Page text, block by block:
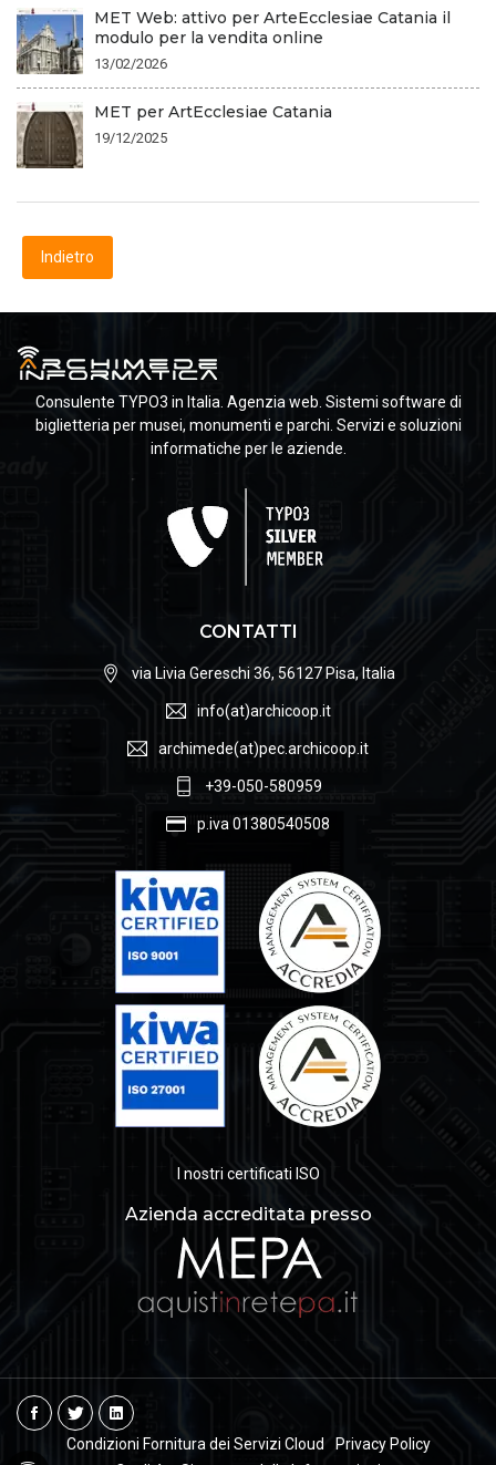
MET Web: attivo per ArteEcclesiae Catania il
modulo per la vendita online
13/02/2026
MET per ArtEcclesiae Catania
19/12/2025
Indietro
Consulente TYPO3 in Italia. Agenzia web. Sistemi software di
biglietteria per musei, monumenti e parchi. Servizi e soluzioni
informatiche per le aziende.
CONTATTI
via Livia Gereschi 36, 56127 Pisa, Italia
info(at)archicoop.it
archimede(at)pec.archicoop.it
+39-050-580959
p.iva 01380540508
I nostri certificati ISO
Azienda accreditata presso
Condizioni Fornitura dei Servizi Cloud
Privacy Policy